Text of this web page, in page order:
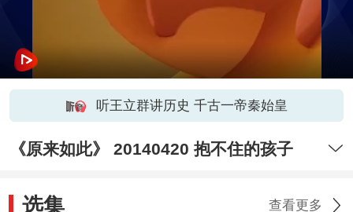
听王立群讲历史 千古一帝秦始皇
《原来如此》 20140420 抱不住的孩子
选集 查看更多